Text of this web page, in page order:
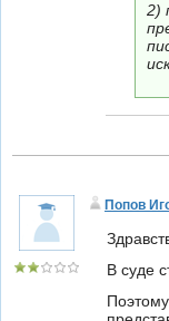
2)
Попов
В суде